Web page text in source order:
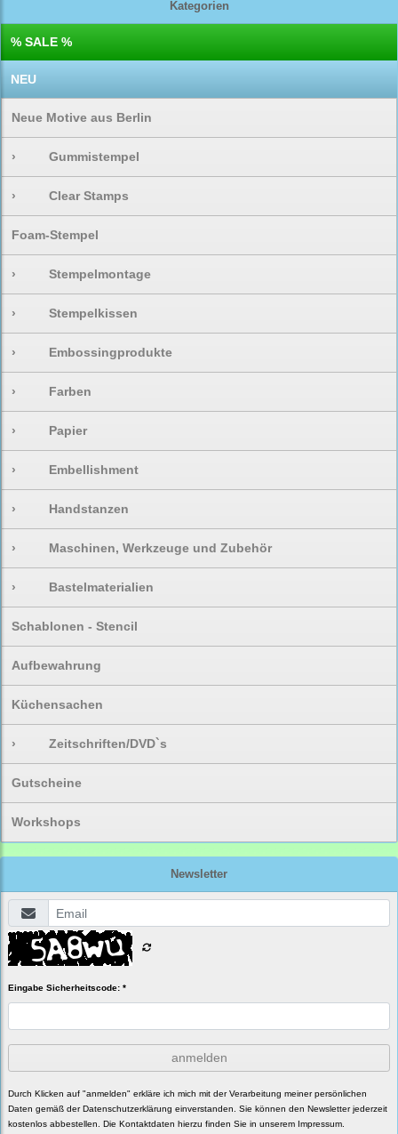
Kategorien
% SALE %
NEU
Neue Motive aus Berlin
› Gummistempel
› Clear Stamps
Foam-Stempel
› Stempelmontage
› Stempelkissen
› Embossingprodukte
› Farben
› Papier
› Embellishment
› Handstanzen
› Maschinen, Werkzeuge und Zubehör
› Bastelmaterialien
Schablonen - Stencil
Aufbewahrung
Küchensachen
› Zeitschriften/DVD`s
Gutscheine
Workshops
Newsletter
Eingabe Sicherheitscode: *
anmelden
Durch Klicken auf "anmelden" erkläre ich mich mit der Verarbeitung meiner persönlichen
Daten gemäß der Datenschutzerklärung einverstanden. Sie können den Newsletter jederzeit
kostenlos abbestellen. Die Kontaktdaten hierzu finden Sie in unserem Impressum.